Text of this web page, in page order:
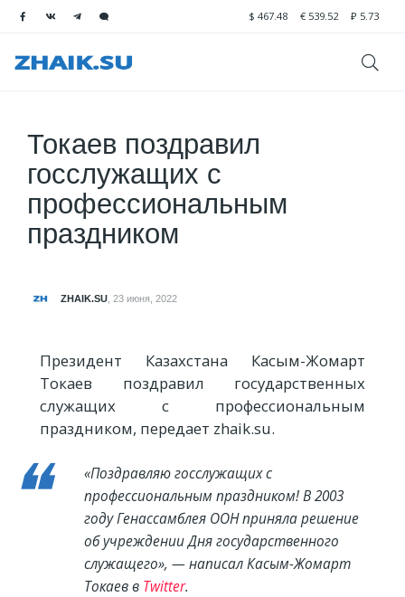
$ 467.48 € 539.52 ₽ 5.73
Токаев поздравил
госслужащих с
профессиональным
праздником
ZHAIK.SU 23 июня, 2022
Президент Казахстана Касым-Жомарт
Токаев поздравил государственных
служащих с профессиональным
праздником, передает zhaik.su.
«Поздравляю госслужащих с
профессиональным праздником! В 2003
году Генассамблея ООН приняла решение
об учреждении Дня государственного
служащего», — написал Касым-Жомарт
Токаев в Twitter.